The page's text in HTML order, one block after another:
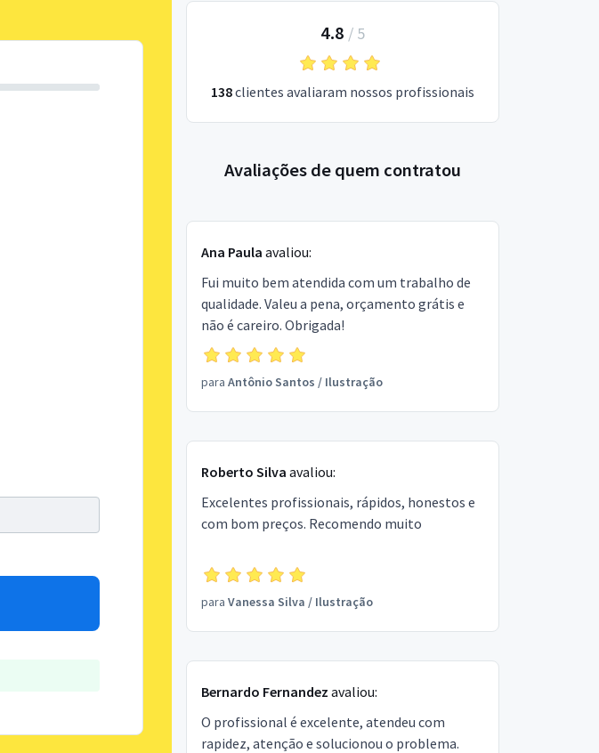
4.8 / 5
138clientes avaliaram nossos profissionais
Avaliações de quem contratou
Ana Paula avaliou:
Fui muito bem atendida com um trabalho de
qualidade. Valeu a pena, orçamento grátis e
não é careiro. Obrigada!
para Antônio Santos / Ilustração
Roberto Silva avaliou:
Excelentes profissionais, rápidos, honestos e
com bom preços. Recomendo muito
para Vanessa Silva / Ilustração
Bernardo Fernandez avaliou:
O profissional é excelente, atendeu com
rapidez, atenção e solucionou o problema.